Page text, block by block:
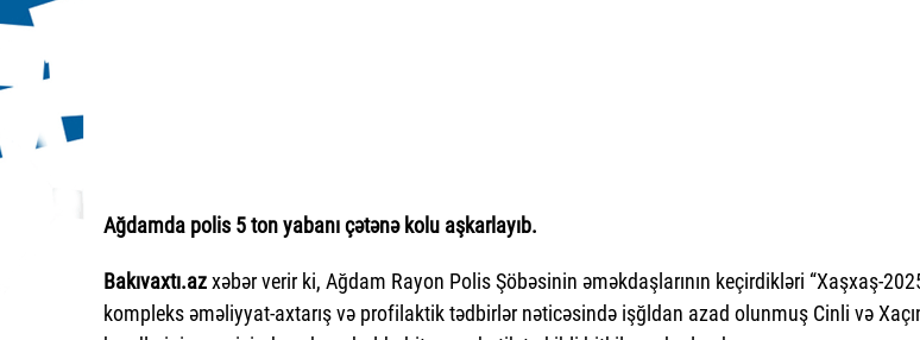
Ağdamda polis 5 ton yabanı çətənə kolu aşkarlayıb.
Bakıvaxtı.azxəbər verir ki, Ağdam Rayon Polis Şöbəsinin əməkdaşlarının keçirdikləri “Xaşxaş-
kompleks əməliyyat-axtarış və profilaktik tədbirlər nəticəsində işğldan azad olunmuş Cinli və